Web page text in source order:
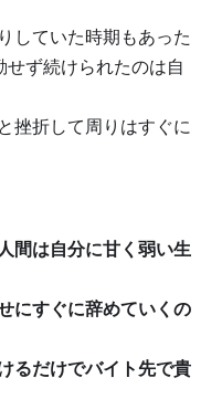
していた時期もあった
ず続けられたのは自
挫折して周りはすぐに
間は自分に甘く弱い生
にすぐに辞めていくの
るだけでバイト先で貴